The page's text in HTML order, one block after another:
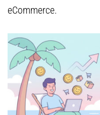
eCommerce.